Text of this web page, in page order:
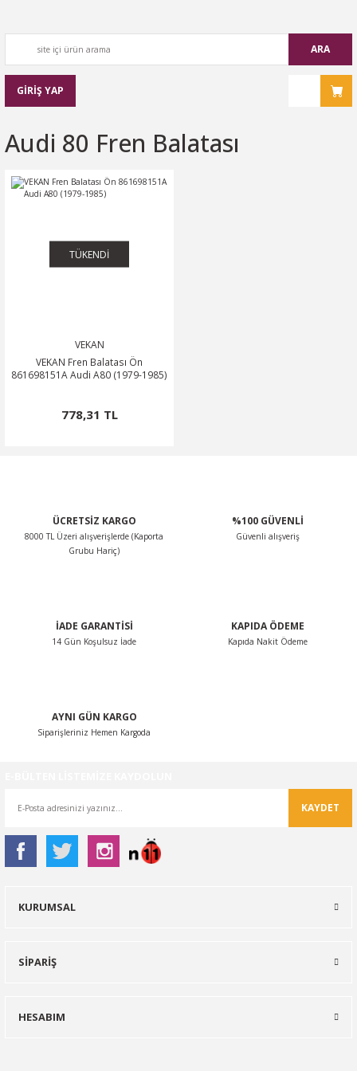
ARA
GİRİŞ YAP
Audi 80 Fren Balatası
TÜKENDİ
VEKAN
VEKAN Fren Balatası Ön
861698151A Audi A80 (1979-1985)
778,31 TL
ÜCRETSİZ KARGO
8000 TL Üzeri alışverişlerde (Kaporta
Grubu Hariç)
%100 GÜVENLİ
Güvenli alışveriş
İADE GARANTİSİ
14 Gün Koşulsuz İade
KAPIDA ÖDEME
Kapıda Nakit Ödeme
AYNI GÜN KARGO
Siparişleriniz Hemen Kargoda
KAYDET
KURUMSAL
SİPARİŞ
HESABIM